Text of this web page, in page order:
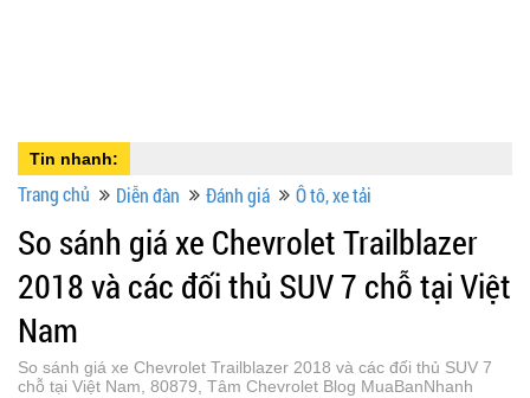
Tin nhanh:
Trang chủ Diễn đàn Đánh giá Ô tô, xe tải
So sánh giá xe Chevrolet Trailblazer
2018 và các đối thủ SUV 7 chỗ tại Việt
Nam
So sánh giá xe Chevrolet Trailblazer 2018 và các đối thủ SUV 7
chỗ tại Việt Nam, 80879, Tâm Chevrolet Blog MuaBanNhanh